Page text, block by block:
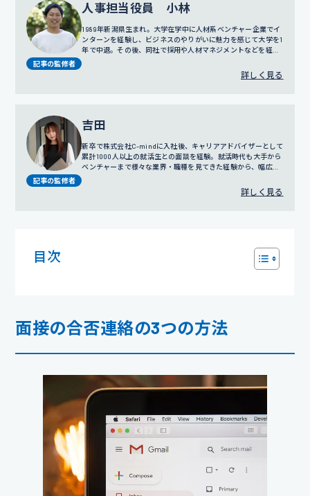
記事の監修者
人事担当役員 小林
1989年新潟県生まれ。大学在学中に人材系ベンチャー企業でイ
ンターンを経験し、ビジネスのやりがいに魅力を感じて大学を1
年で中退。その後、同社で採用や人材マネジメントなどを経験
ールセンター事業の責任者を務めたのち、2016年に人事部の立
ち上げ、2018年にはリクルートスーツの無料レンタルサービス
詳しく見る
記事の監修者
吉田
新卒で株式会社C-mindに入社後、キャリアアドバイザーとして
累計1000人以上の就活生との面談を経験。就活時代も大手から
ベンチャーまで様々な業界・職種を見てきた経験から、幅広い
詳しく見る
目次
面接の合否連絡の3つの方法